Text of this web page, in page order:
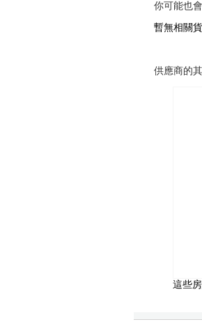
你可能也
暫無相關
供應商的
這些